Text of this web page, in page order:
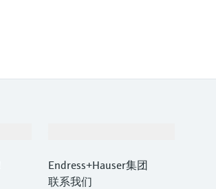
Endress+Hauser集团
联系我们